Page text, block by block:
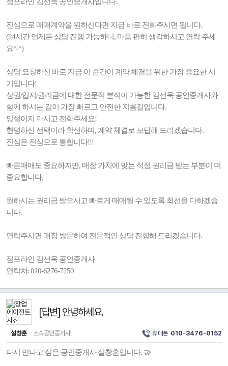
진심으로 매매계약을 원하신다면 지금 바로 전화주시면 됩니다.
(24시간 언제든 상담 진행 가능하니, 마음 편히 생각하시고 연락 주세
요^-^)
상담 요청하신 바로 지금 이 순간이 계약 체결을 위한 가장 중요한 시
기입니다!
상권/입지/권리금에 대한 전문적 분석이 가능한 김선욱 공인중개사와
함께 하시는 길이 가장 빠르고 안전한 지름길입니다.
망설이지 마시고 전화주세요!
현명하신 선택이라 확신하며, 계약 체결로 보답해 드리겠습니다.
진심은 진심으로 통합니다!!!
빠른매매도 중요하지만, 매장 가치에 맞는 적정 권리금 받는 부분이 더
중요합니다.
원하시는 권리금 받으시고 빠르게 매매될 수 있도록 최선을 다하겠습
니다.
연락주시면 매장 방문하여 전문적인 상담 진행해 드리겠습니다.
점포라인 김선욱 공인중개사
연락처: 010-6276-7250
[답변] 안녕하세요.
설창훈 소속공인중개사 휴대폰 010-3476-0152
다시 만나고 싶은 공인중개사 설창훈입니다. 🤝